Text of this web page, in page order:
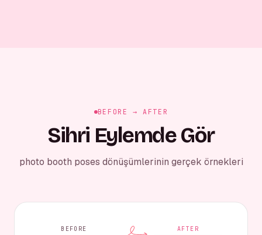
BEFORE → AFTER
Sihri Eylemde Gör
photo booth poses dönüşümlerinin gerçek örnekleri
BEFORE AFTER